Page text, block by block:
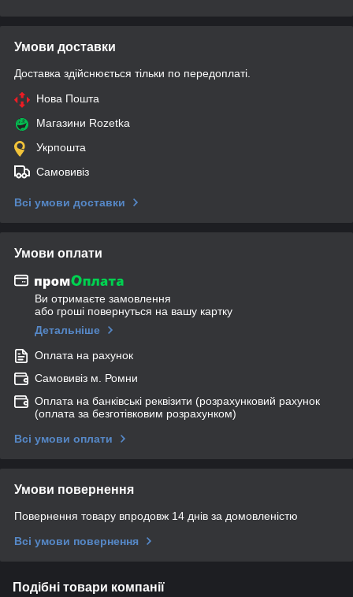
Умови доставки
Доставка здійснюється тільки по передоплаті.
Нова Пошта
Магазини Rozetka
Укрпошта
Самовивіз
Всі умови доставки
Умови оплати
Ви отримаєте замовлення
або гроші повернуться на вашу картку
Детальніше
Оплата на рахунок
Самовивіз м. Ромни
Оплата на банківські реквізити (розрахунковий рахунок
(оплата за безготівковим розрахунком)
Всі умови оплати
Умови повернення
Повернення товару впродовж 14 днів за домовленістю
Всі умови повернення
Подібні товари компанії